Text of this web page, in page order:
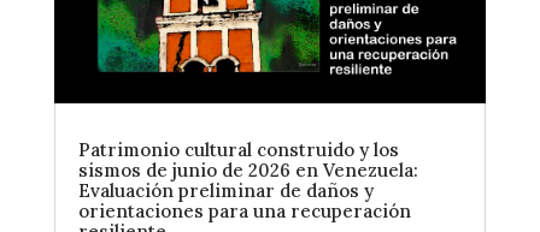
Patrimonio cultural construido y los
sismos de junio de 2026 en Venezuela:
Evaluación preliminar de daños y
orientaciones para una recuperación